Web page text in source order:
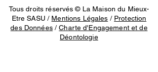
Tous droits réservés © La Maison du Mieux-
Etre SASU / Mentions Légales / Protection
des Données/Charte d'Engagement et de
Déontologie